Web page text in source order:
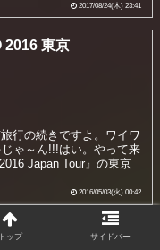
2017/08/24(木) 23:41
2016 東京
行の続きですよ。ワイワ
ゃ～ん!!!はい。やって来
Japan Tour』の東京
2016/05/03(火) 00:42
ク (第3弾) その1
トップ サイドバー